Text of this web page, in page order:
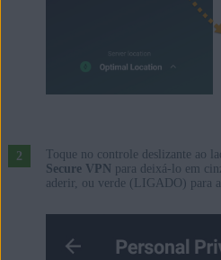
Toque no controle deslizante ao
Secure VPN para deixá-lo em
aderir, ou verde (LIGADO) para